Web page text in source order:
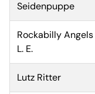
Seidenpuppe
Rockabilly Angels
L. E.
Lutz Ritter